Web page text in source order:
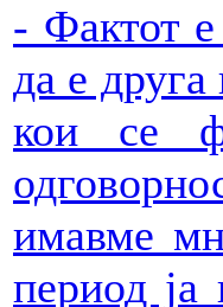
- Фактот
да е
кои се
имавме
период ја